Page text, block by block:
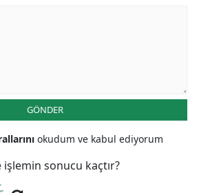
GÖNDER
okudum ve kabul ediyorum
sonucu kaçtır?